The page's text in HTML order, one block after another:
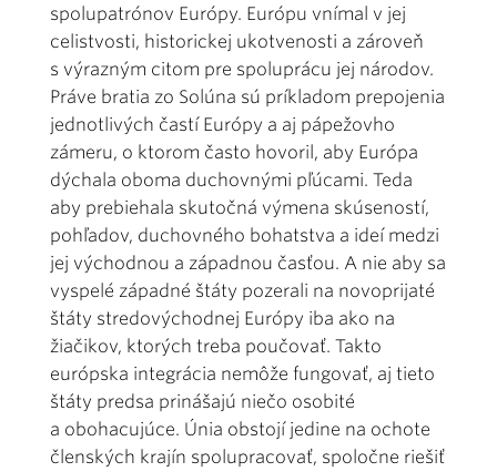
spolupatrónov Európy. Európu vnímal v jej
celistvosti, historickej ukotvenosti a zároveň
s výrazným citom pre spoluprácu jej národov.
Práve bratia zo Solúna sú príkladom prepojenia
jednotlivých častí Európy a aj pápežovho
zámeru, o ktorom často hovoril, aby Európa
dýchala oboma duchovnými pľúcami. Teda
aby prebiehala skutočná výmena skúseností,
pohľadov, duchovného bohatstva a ideí medzi
jej východnou a západnou časťou. A nie aby sa
vyspelé západné štáty pozerali na novoprijaté
štáty stredovýchodnej Európy iba ako na
žiačikov, ktorých treba poučovať. Takto
európska integrácia nemôže fungovať, aj tieto
štáty predsa prinášajú niečo osobité
a obohacujúce. Únia obstojí jedine na ochote
členských krajín spolupracovať, spoločne riešiť